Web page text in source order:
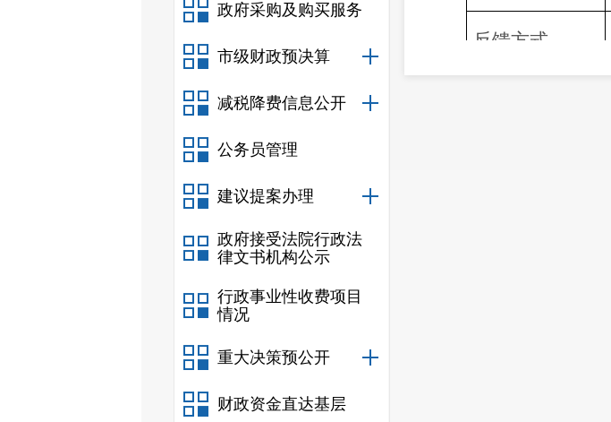
政府采购及购买服务
市级财政预决算
减税降费信息公开
公务员管理
建议提案办理
政府接受法院行政法
律文书机构公示
行政事业性收费项目
情况
重大决策预公开
财政资金直达基层
反馈方式